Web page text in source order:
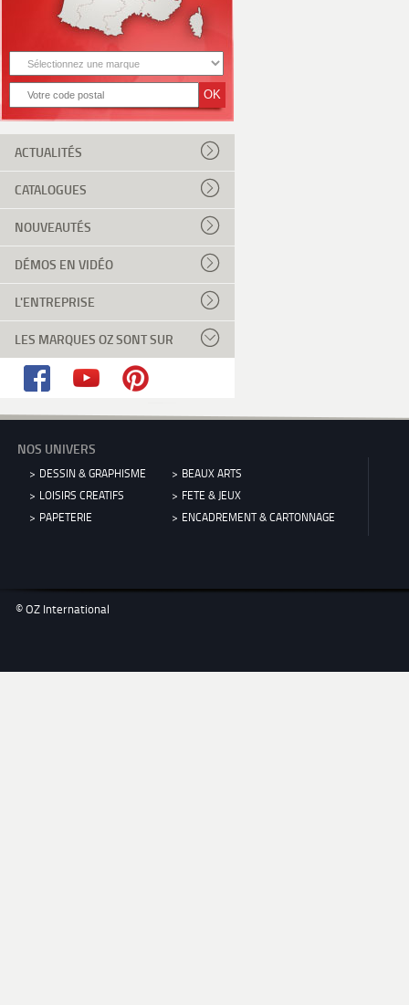
ACTUALITÉS
CATALOGUES
NOUVEAUTÉS
DÉMOS EN VIDÉO
L'ENTREPRISE
LES MARQUES OZ SONT SUR
NOS UNIVERS
DESSIN & GRAPHISME
BEAUX ARTS
LOISIRS CREATIFS
FETE & JEUX
PAPETERIE
ENCADREMENT & CARTONNAGE
© OZ International